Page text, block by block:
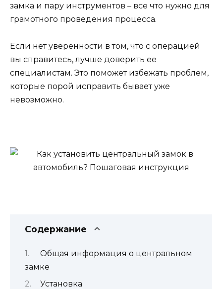
замка и пару инструментов – все что нужно для
грамотного проведения процесса.
Если нет уверенности в том, что с операцией
вы справитесь, лучше доверить ее
специалистам. Это поможет избежать проблем,
которые порой исправить бывает уже
невозможно.
Содержание
Общая информация о центральном
замке
Установка